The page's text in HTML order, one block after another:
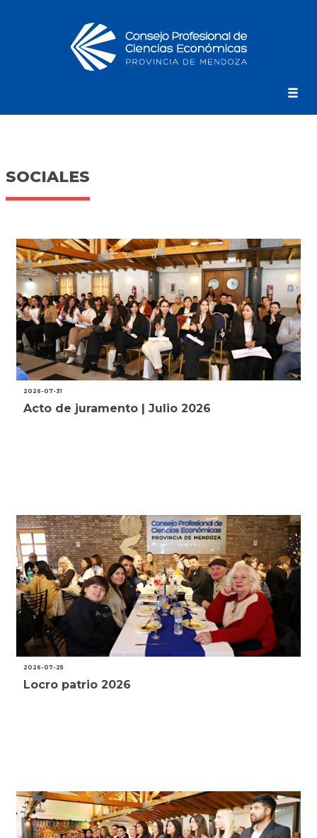
SOCIALES
2026-07-31
Acto de juramento | Julio 2026
2026-07-25
Locro patrio 2026